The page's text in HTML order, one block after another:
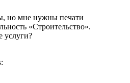
но мне нужны печати
«Строительство».
услуги?